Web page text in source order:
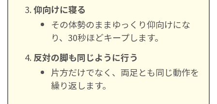
仰向けに寝る
その体勢のままゆっくり仰向けにな
り、30秒ほどキープします。
反対の脚も同じように行う
片方だけでなく、両足とも同じ動作を
繰り返します。